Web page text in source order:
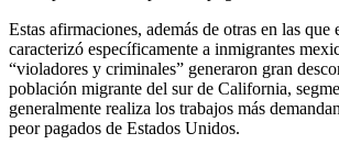
Estas afirmaciones, además de otras en las
caracterizó específicamente a inmigrantes
“violadores y criminales” generaron gran
población migrante del sur de California,
generalmente realiza los trabajos más
peor pagados de Estados Unidos.